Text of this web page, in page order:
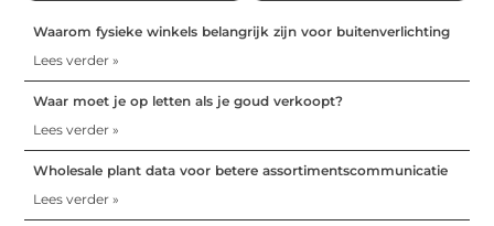
Waarom fysieke winkels belangrijk zijn voor buitenverlichting
Lees verder »
Waar moet je op letten als je goud verkoopt?
Lees verder »
Wholesale plant data voor betere assortimentscommunicatie
Lees verder »